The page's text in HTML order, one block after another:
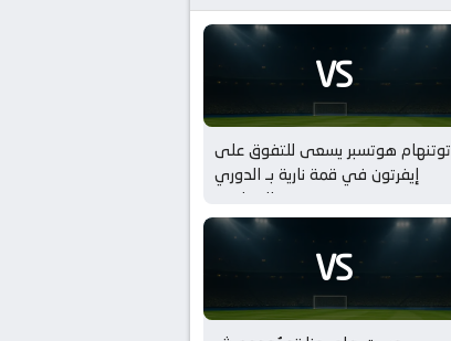
VS
توتنهام هوتسبر يسعى للتفوق على
إيفرتون في قمة نارية بـ الدوري
الإنجليزي
VS